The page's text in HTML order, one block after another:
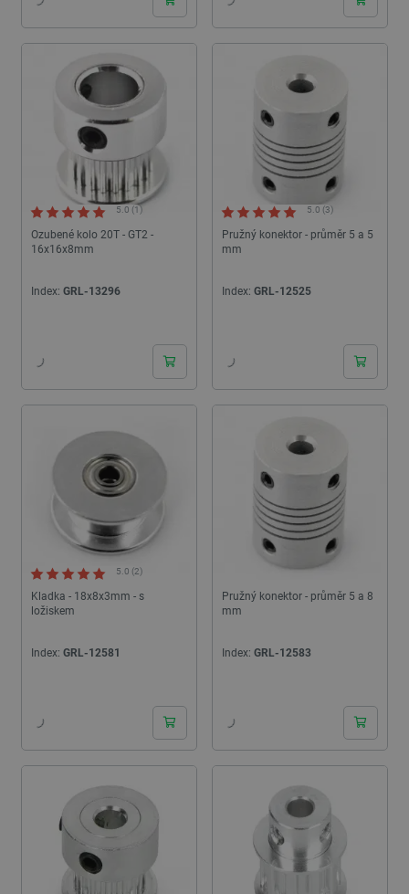
Ozubené kolo 20T - GT2 -
16x16x8mm
5.0 (1)
Index: GRL-13296
Pružný konektor - průměr 5 a 5
mm
5.0 (3)
Index: GRL-12525
Kladka - 18x8x3mm - s
ložiskem
5.0 (2)
Index: GRL-12581
Pružný konektor - průměr 5 a 8
mm
Index: GRL-12583